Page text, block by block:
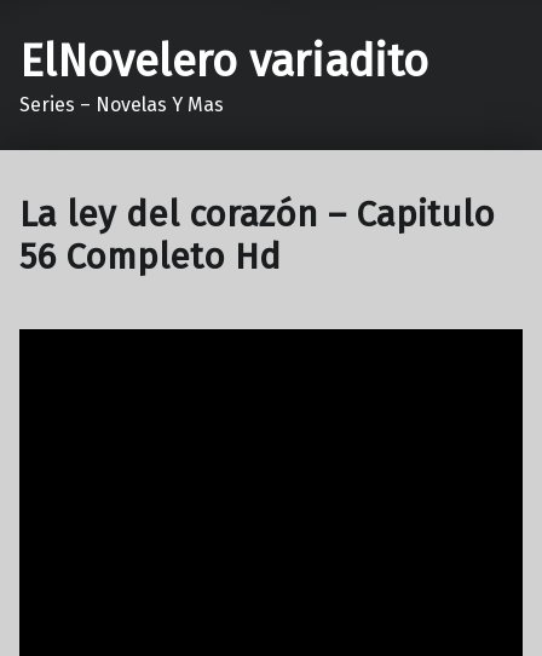
ElNovelero variadito
Series – Novelas Y Mas
La ley del corazón – Capitulo
56 Completo Hd